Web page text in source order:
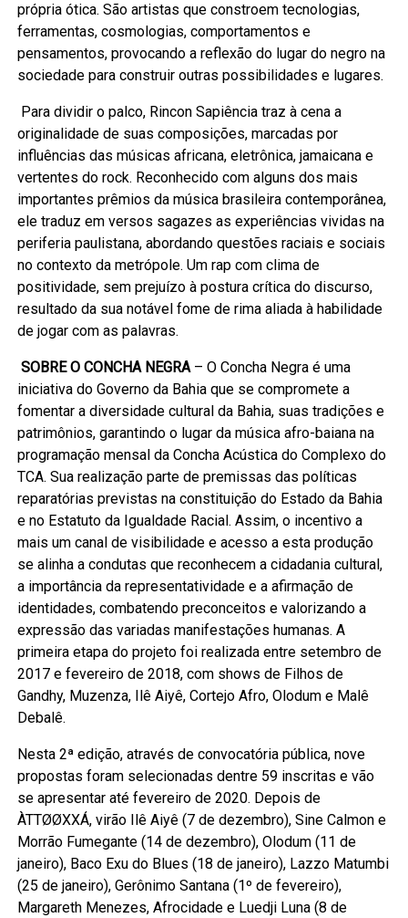
própria ótica. São artistas que constroem tecnologias,
ferramentas, cosmologias, comportamentos e
pensamentos, provocando a reflexão do lugar do negro na
sociedade para construir outras possibilidades e lugares.
Para dividir o palco, Rincon Sapiência traz à cena a
originalidade de suas composições, marcadas por
influências das músicas africana, eletrônica, jamaicana e
vertentes do rock. Reconhecido com alguns dos mais
importantes prêmios da música brasileira contemporânea,
ele traduz em versos sagazes as experiências vividas na
periferia paulistana, abordando questões raciais e sociais
no contexto da metrópole. Um rap com clima de
positividade, sem prejuízo à postura crítica do discurso,
resultado da sua notável fome de rima aliada à habilidade
de jogar com as palavras.
SOBRE O CONCHA NEGRA– O Concha Negra é uma
iniciativa do Governo da Bahia que se compromete a
fomentar a diversidade cultural da Bahia, suas tradições e
patrimônios, garantindo o lugar da música afro-baiana na
programação mensal da Concha Acústica do Complexo do
TCA. Sua realização parte de premissas das políticas
reparatórias previstas na constituição do Estado da Bahia
e no Estatuto da Igualdade Racial. Assim, o incentivo a
mais um canal de visibilidade e acesso a esta produção
se alinha a condutas que reconhecem a cidadania cultural,
a importância da representatividade e a afirmação de
identidades, combatendo preconceitos e valorizando a
expressão das variadas manifestações humanas. A
primeira etapa do projeto foi realizada entre setembro de
2017 e fevereiro de 2018, com shows de Filhos de
Gandhy, Muzenza, Ilê Aiyê, Cortejo Afro, Olodum e Malê
Debalê.
Nesta 2ª edição, através de convocatória pública, nove
propostas foram selecionadas dentre 59 inscritas e vão
se apresentar até fevereiro de 2020. Depois de
ÀTTØØXXÁ, virão Ilê Aiyê (7 de dezembro), Sine Calmon e
Morrão Fumegante (14 de dezembro), Olodum (11 de
janeiro), Baco Exu do Blues (18 de janeiro), Lazzo Matumbi
(25 de janeiro), Gerônimo Santana (1º de fevereiro),
Margareth Menezes, Afrocidade e Luedji Luna (8 de